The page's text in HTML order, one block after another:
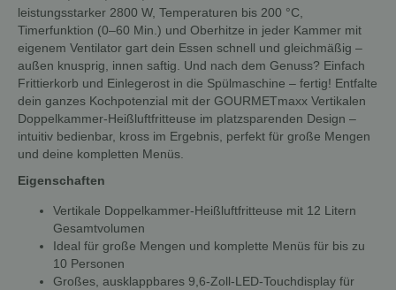
leistungsstarker 2800 W, Temperaturen bis 200 °C,
Timerfunktion (0–60 Min.) und Oberhitze in jeder Kammer mit
eigenem Ventilator gart dein Essen schnell und gleichmäßig –
außen knusprig, innen saftig. Und nach dem Genuss? Einfach
Frittierkorb und Einlegerost in die Spülmaschine – fertig! Entfalte
dein ganzes Kochpotenzial mit der GOURMETmaxx Vertikalen
Doppelkammer-Heißluftfritteuse im platzsparenden Design –
intuitiv bedienbar, kross im Ergebnis, perfekt für große Mengen
und deine kompletten Menüs.
Eigenschaften
Vertikale Doppelkammer-Heißluftfritteuse mit 12 Litern
Gesamtvolumen
Ideal für große Mengen und komplette Menüs für bis zu
10 Personen
Großes, ausklappbares 9,6-Zoll-LED-Touchdisplay für